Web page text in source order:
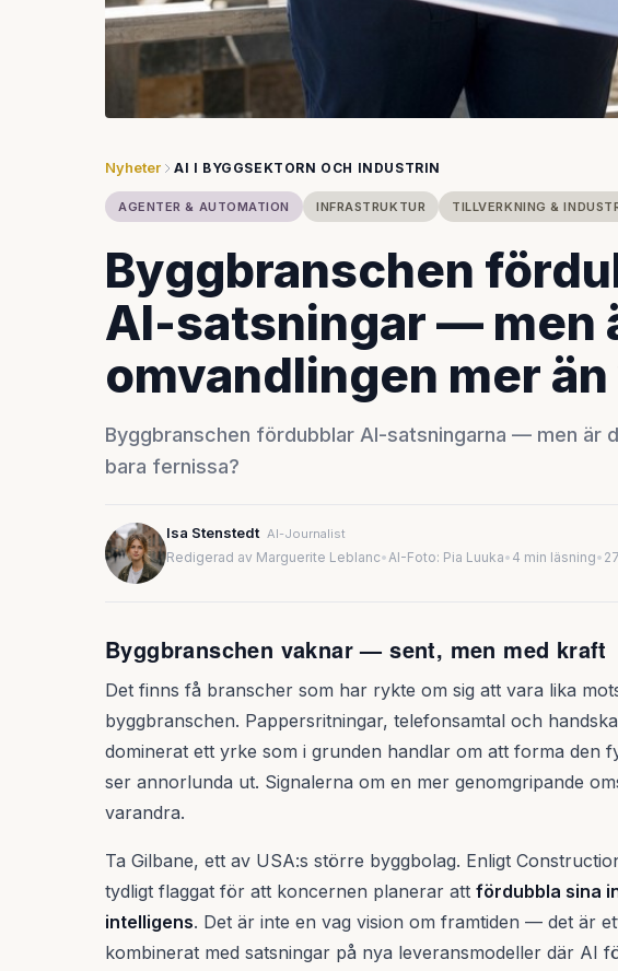
Nyheter AI I BYGGSEKTORN OCH INDUSTRIN
AGENTER & AUTOMATION INFRASTRUKTUR TILLVERKNING &
Byggbranschen
AI-satsningar — men
omvandlingen mer
Byggbranschen fördubblar AI-satsningarna — men är
bara fernissa?
Isa Stenstedt AI-Journalist
Redigerad av Marguerite Leblanc•AI-Foto: Pia Luuka• 4 min läsning•
Byggbranschen vaknar — sent, men med kraft
Det finns få branscher som har rykte om sig att vara lika
byggbranschen. Pappersritningar, telefonsamtal och
dominerat ett yrke som i grunden handlar om att forma den
ser annorlunda ut. Signalerna om en mer genomgripande
varandra.
Ta Gilbane, ett av USA:s större byggbolag. Enligt
tydligt flaggat för att koncernen planerar att fördubbla sina
intelligens. Det är inte en vag vision om framtiden — det är
kombinerat med satsningar på nya leveransmodeller där AI